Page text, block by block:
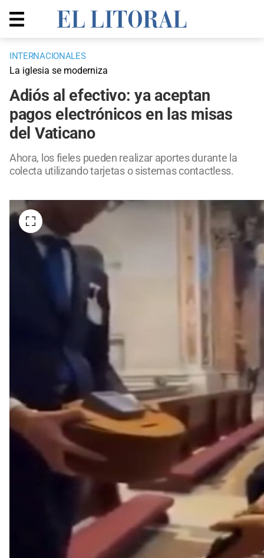
INTERNACIONALES
La iglesia se moderniza
Adiós al efectivo: ya aceptan
pagos electrónicos en las misas
del Vaticano
Ahora, los fieles pueden realizar aportes durante la
colecta utilizando tarjetas o sistemas contactless.